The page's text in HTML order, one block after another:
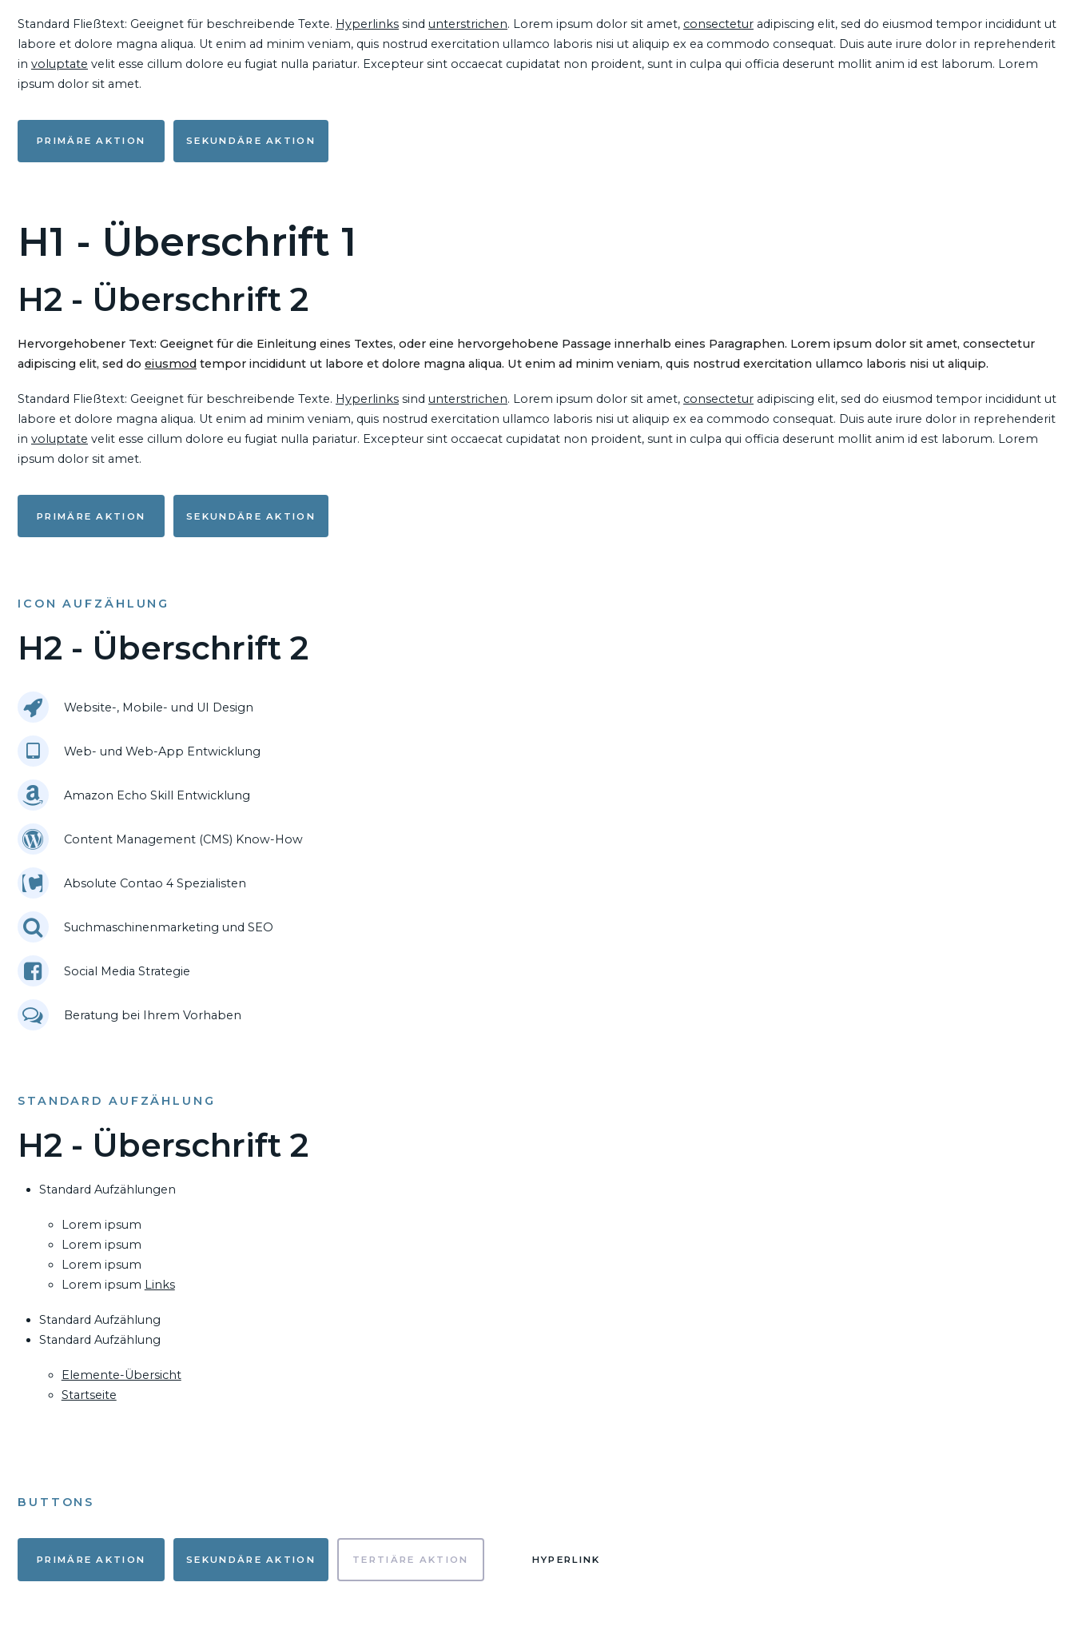
Standard Fließtext: Geeignet für beschreibende Texte. Hyperlinks sind unterstrichen. Lorem ipsum dolor sit amet, consectetur adipiscing elit, sed do eiusmod tempor incididunt ut
labore et dolore magna aliqua. Ut enim ad minim veniam, quis nostrud exercitation ullamco laboris nisi ut aliquip ex ea commodo consequat. Duis aute irure dolor in reprehenderit
in voluptate velit esse cillum dolore eu fugiat nulla pariatur. Excepteur sint occaecat cupidatat non proident, sunt in culpa qui officia deserunt mollit anim id est laborum. Lorem
ipsum dolor sit amet.
PRIMÄRE AKTION SEKUNDÄRE AKTION
H1 - Überschrift 1
H2 - Überschrift 2
Hervorgehobener Text: Geeignet für die Einleitung eines Textes, oder eine hervorgehobene Passage innerhalb eines Paragraphen. Lorem ipsum dolor sit amet, consectetur
adipiscing elit, sed do eiusmod tempor incididunt ut labore et dolore magna aliqua. Ut enim ad minim veniam, quis nostrud exercitation ullamco laboris nisi ut aliquip.
Standard Fließtext: Geeignet für beschreibende Texte. Hyperlinks sind unterstrichen. Lorem ipsum dolor sit amet, consectetur adipiscing elit, sed do eiusmod tempor incididunt ut
labore et dolore magna aliqua. Ut enim ad minim veniam, quis nostrud exercitation ullamco laboris nisi ut aliquip ex ea commodo consequat. Duis aute irure dolor in reprehenderit
in voluptate velit esse cillum dolore eu fugiat nulla pariatur. Excepteur sint occaecat cupidatat non proident, sunt in culpa qui officia deserunt mollit anim id est laborum. Lorem
ipsum dolor sit amet.
PRIMÄRE AKTION SEKUNDÄRE AKTION
ICON AUFZÄHLUNG
H2 - Überschrift 2
Website-, Mobile- und UI Design
Web- und Web-App Entwicklung
Amazon Echo Skill Entwicklung
Content Management (CMS) Know-How
Absolute Contao 4 Spezialisten
Suchmaschinenmarketing und SEO
Social Media Strategie
Beratung bei Ihrem Vorhaben
STANDARD AUFZÄHLUNG
H2 - Überschrift 2
Standard Aufzählungen
Lorem ipsum
Lorem ipsum
Lorem ipsum
Lorem ipsum Links
Standard Aufzählung
Standard Aufzählung
Elemente-Übersicht
Startseite
BUTTONS
PRIMÄRE AKTION SEKUNDÄRE AKTION TERTIÄRE AKTION HYPERLINK